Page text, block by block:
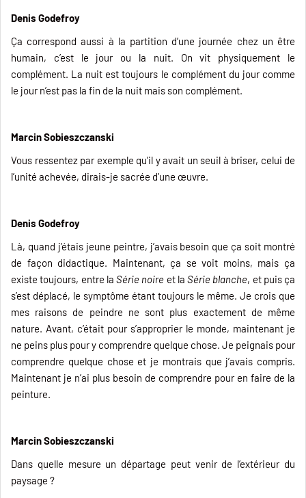
Denis Godefroy
Ça correspond aussi à la partition d’une journée chez un être
humain, c’est le jour ou la nuit. On vit physiquement le
complément. La nuit est toujours le complément du jour comme
le jour n’est pas la fin de la nuit mais son complément.
Marcin Sobieszczanski
Vous ressentez par exemple qu’il y avait un seuil à briser, celui de
l’unité achevée, dirais-je sacrée d’une œuvre.
Denis Godefroy
Là, quand j’étais jeune peintre, j’avais besoin que ça soit montré
de façon didactique. Maintenant, ça se voit moins, mais ça
existe toujours, entre la Série noire et la Série blanche, et puis ça
s’est déplacé, le symptôme étant toujours le même. Je crois que
mes raisons de peindre ne sont plus exactement de même
nature. Avant, c’était pour s’approprier le monde, maintenant je
ne peins plus pour y comprendre quelque chose. Je peignais pour
comprendre quelque chose et je montrais que j’avais compris.
Maintenant je n’ai plus besoin de comprendre pour en faire de la
peinture.
Marcin Sobieszczanski
Dans quelle mesure un départage peut venir de l’extérieur du
paysage ?